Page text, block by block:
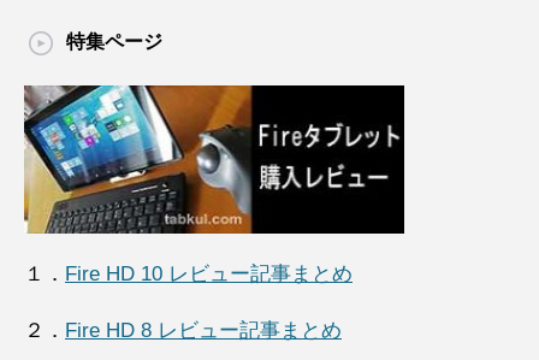
特集ページ
１． Fire HD 10 レビュー記事まとめ
２． Fire HD 8 レビュー記事まとめ